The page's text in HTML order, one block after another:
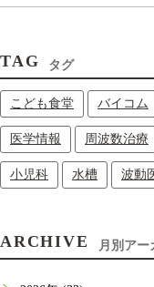
TAG タグ
こども食堂 バイコム
医学情報 周波数治療
小児科 水槽 波動
ARCHIVE 月別アー